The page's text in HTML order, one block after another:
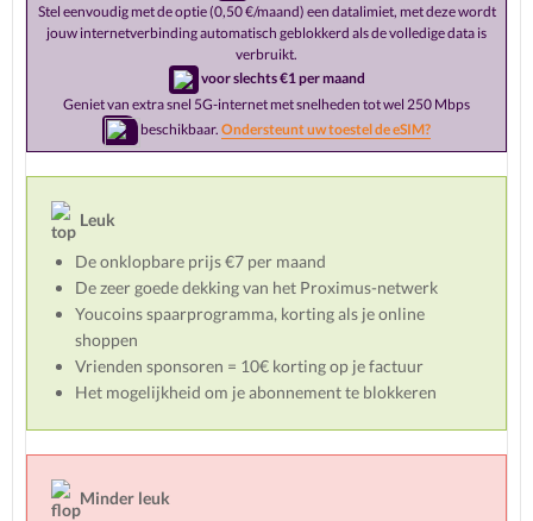
Stel eenvoudig met de optie (0,50 €/maand) een datalimiet, met deze wordt
jouw internetverbinding automatisch geblokkerd als de volledige data is
verbruikt.
voor slechts €1 per maand
Geniet van extra snel 5G-internet met snelheden tot wel 250 Mbps
beschikbaar. Ondersteunt uw toestel de eSIM?
Leuk
De onklopbare prijs €7 per maand
De zeer goede dekking van het Proximus-netwerk
Youcoins spaarprogramma, korting als je online
shoppen
Vrienden sponsoren = 10€ korting op je factuur
Het mogelijkheid om je abonnement te blokkeren
Minder leuk